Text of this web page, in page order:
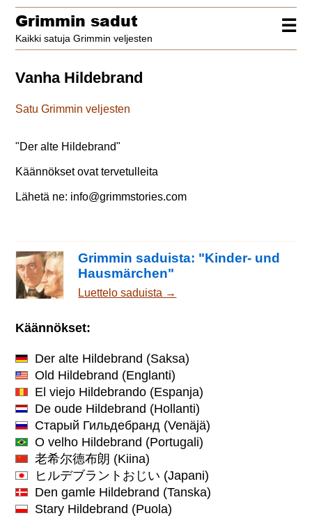
☰
Grimmin sadut
Kaikki satuja Grimmin veljesten
Vanha Hildebrand
Satu Grimmin veljesten
"Der alte Hildebrand"
Käännökset ovat tervetulleita
Lähetä ne: info@grimmstories.com
Grimmin saduista: "Kinder- und
Hausmärchen"
Luettelo saduista →
Käännökset:
Der alte Hildebrand (Saksa)
Old Hildebrand (Englanti)
El viejo Hildebrando (Espanja)
De oude Hildebrand (Hollanti)
Старый Гильдебранд (Venäjä)
O velho Hildebrand (Portugali)
老希尔德布朗 (Kiina)
ヒルデブラントおじい (Japani)
Den gamle Hildebrand (Tanska)
Stary Hildebrand (Puola)